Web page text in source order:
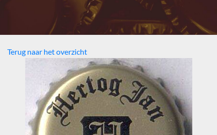
Terug naar het overzicht